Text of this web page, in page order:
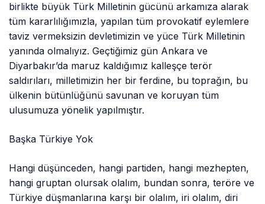
birlikte büyük Türk Milletinin gücünü arkamıza alarak
tüm kararlılığımızla, yapılan tüm provokatif eylemlere
taviz vermeksizin devletimizin ve yüce Türk Milletinin
yanında olmalıyız. Geçtiğimiz gün Ankara ve
Diyarbakır’da maruz kaldığımız kalleşçe terör
saldırıları, milletimizin her bir ferdine, bu toprağın, bu
ülkenin bütünlüğünü savunan ve koruyan tüm
ulusumuza yönelik yapılmıştır.
Başka Türkiye Yok
Hangi düşünceden, hangi partiden, hangi mezhepten,
hangi gruptan olursak olalım, bundan sonra, teröre ve
Türkiye düşmanlarına karşı bir olalım, iri olalım, diri